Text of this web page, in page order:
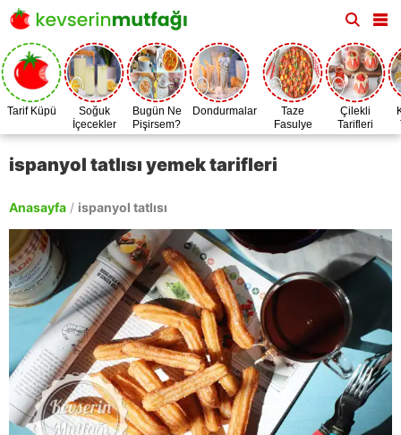
Tarif Küpü
Soğuk
İçecekler
Bugün Ne
Pişirsem?
Dondurmalar
Taze
Fasulye
Zamanı
Çilekli
Tarifleri
ispanyol tatlısı yemek tarifleri
Anasayfa / ispanyol tatlısı